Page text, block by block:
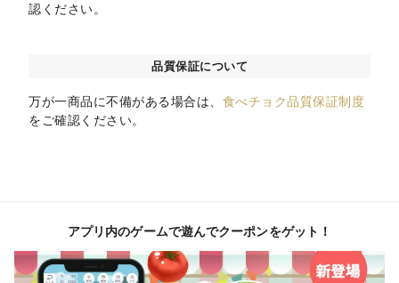
認ください。
品質保証について
万が一商品に不備がある場合は、 食べチョク品質保証制度
をご確認ください。
アプリ内のゲームで遊んでクーポンをゲット！